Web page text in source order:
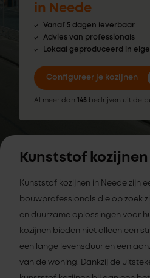
in Neede
Vanaf 5 dagen leverbaar
Advies van professionals
Lokaal geproduceerd in
Configureer je kozijnen
Al meer dan 145 bedrijven uit de
Kunststof
Kunststof kozijnen in Neede zijn
bouwprofessionals die op zoek
en duurzame oplossingen voor
kozijnen bieden niet alleen een
een lange levensduur en een
van de woning. Dankzij de